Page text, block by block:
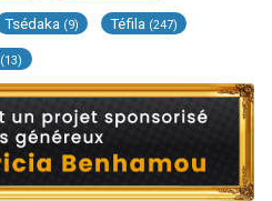
Tsédaka (9) Téfila (247)
(13)